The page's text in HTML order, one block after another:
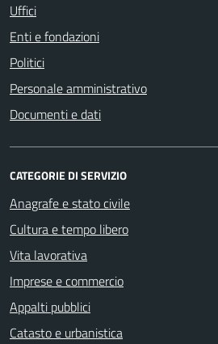
Uffici
Enti e fondazioni
Politici
Personale amministrativo
Documenti e dati
CATEGORIE DI SERVIZIO
Anagrafe e stato civile
Cultura e tempo libero
Vita lavorativa
Imprese e commercio
Appalti pubblici
Catasto e urbanistica